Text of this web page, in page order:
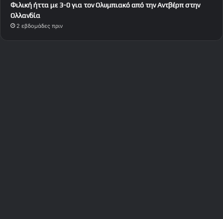
Φιλική ήττα με 3-0 για τον Ολυμπιακό από την Αντβέρπ στην
Ολλανδία
2 εβδομάδες πριν